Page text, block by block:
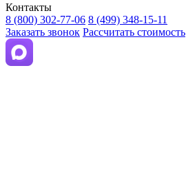
Контакты
8 (800) 302-77-06 8 (499) 348-15-11
Заказать звонок Рассчитать стоимость